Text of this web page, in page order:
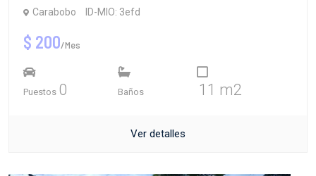
Carabobo ID-MIO: 3efd
$ 200/Mes
Puestos 0 Baños 11 m2
Ver detalles